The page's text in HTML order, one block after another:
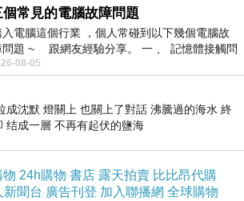
家，是生命中不能不承受之重。
可尚冷靜節制且精準的鏡頭，記錄
，卻也帶我們直視父與子內在解不
言成熟呈現創作者的觀點，具有
美學高度』。
影的導演沈可尚，原本一心想拍
因緣際會在紀錄片裡貼近真實生活
多部劇情短片《茱麗葉》(兩個茱
》(到站停車)、《昨日的記憶》(通
他對劇情處理的成熟敏銳，期待早
片！
個常見的電腦故障問題
入電腦這個行業 ，個人常碰到以下幾個電腦故
問題 ~ 跟網友經驗分享。 一 、 記憶體接觸問
: 記憶體即
08-05
成沈默 燈關上 也關上了對話 沸騰過的海水 終
结成一層 不再有起伏的鹽海
物 24h購物 書店 露天拍賣 比比昂代購
新聞台 廣告刊登 加入聯播網 全球購物